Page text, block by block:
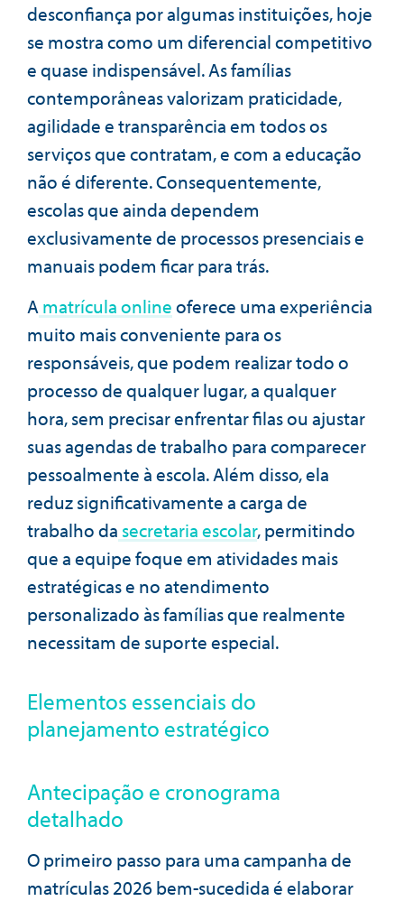
desconfiança por algumas instituições, hoje
se mostra como um diferencial competitivo
e quase indispensável. As famílias
contemporâneas valorizam praticidade,
agilidade e transparência em todos os
serviços que contratam, e com a educação
não é diferente. Consequentemente,
escolas que ainda dependem
exclusivamente de processos presenciais e
manuais podem ficar para trás.
A matrícula onlineoferece uma experiência
muito mais conveniente para os
responsáveis, que podem realizar todo o
processo de qualquer lugar, a qualquer
hora, sem precisar enfrentar filas ou ajustar
suas agendas de trabalho para comparecer
pessoalmente à escola. Além disso, ela
reduz significativamente a carga de
trabalho da secretaria escolar, permitindo
que a equipe foque em atividades mais
estratégicas e no atendimento
personalizado às famílias que realmente
necessitam de suporte especial.
Elementos essenciais do
planejamento estratégico
Antecipação e cronograma
detalhado
O primeiro passo para uma campanha de
matrículas 2026 bem-sucedida é elaborar